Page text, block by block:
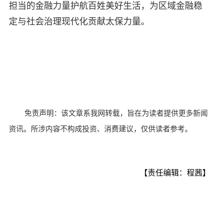
担当的金融力量护航百姓美好生活，为区域金融稳
定与社会治理现代化贡献太保力量。
免责声明：该文章系我网转载，旨在为读者提供更多新闻
资讯。所涉内容不构成投资、消费建议，仅供读者参考。
【责任编辑：程茜】